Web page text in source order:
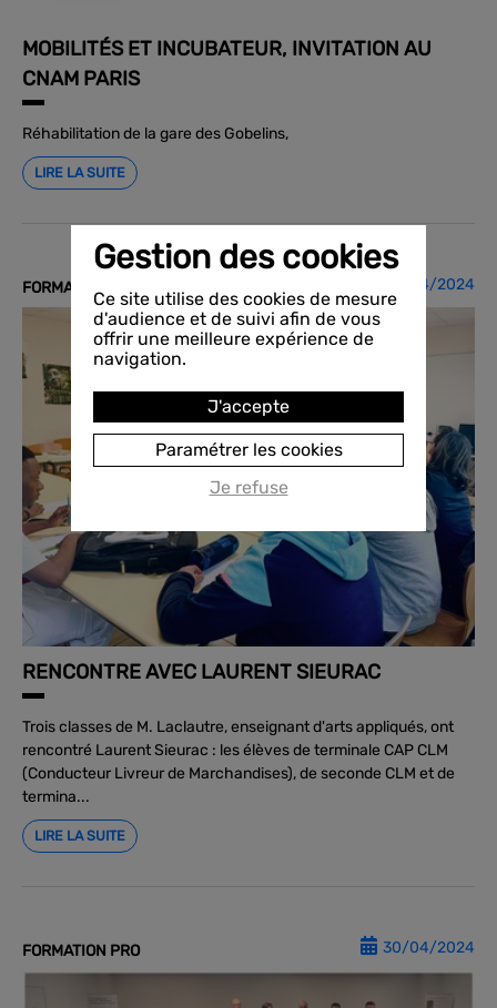
MOBILITÉS ET INCUBATEUR, INVITATION AU
CNAM PARIS
Réhabilitation de la gare des Gobelins,
LIRE LA SUITE
FORMATION PRO 30/04/2024
RENCONTRE AVEC LAURENT SIEURAC
Trois classes de M. Laclautre, enseignant d'arts appliqués, ont
rencontré Laurent Sieurac : les élèves de terminale CAP CLM
(Conducteur Livreur de Marchandises), de seconde CLM et de
termina...
LIRE LA SUITE
FORMATION PRO 30/04/2024
Gestion des cookies
Ce site utilise des cookies de mesure
d'audience et de suivi afin de vous
offrir une meilleure expérience de
navigation.
J'accepte
Paramétrer les cookies
Je refuse